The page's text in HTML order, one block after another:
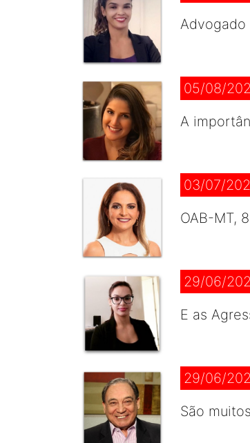
05/08/
A
03/07/
OAB-MT,
29/06/
E as
29/06/
São